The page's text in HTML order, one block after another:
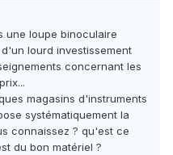
une loupe binoculaire
lourd investissement
concernant les
magasins d'instruments
systématiquement la
connaissez ? qu'est ce
du bon matériel ?